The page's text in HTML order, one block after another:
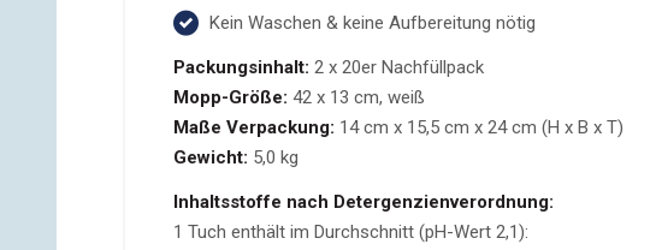
Kein Waschen & keine Aufbereitung nötig
Packungsinhalt: 2 x 20er Nachfüllpack
Mopp-Größe: 42 x 13 cm, weiß
Maße Verpackung: 14 cm x 15,5 cm x 24 cm (H x B x T)
Gewicht: 5,0 kg
Inhaltsstoffe nach Detergenzienverordnung:
1 Tuch enthält im Durchschnitt (pH-Wert 2,1):